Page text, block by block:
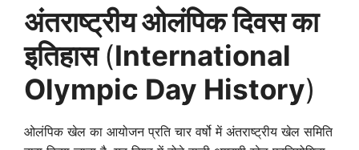
अंतराष्ट्रीय ओलंपिक दिवस का
इतिहास(International
Olympic Day History)
ओलंपिक खेल का आयोजन प्रति चार वर्षो में अंतराष्ट्रीय खेल समिति